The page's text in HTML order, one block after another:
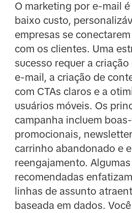
O marketing por e-mail
baixo custo,
empresas se
com os clientes. Uma
sucesso requer a
e-mail, a criação de
com CTAs claros e a
usuários móveis. Os
campanha incluem
promocionais,
carrinho abandonado e
reengajamento.
recomendadas
linhas de assunto
baseada em dados.